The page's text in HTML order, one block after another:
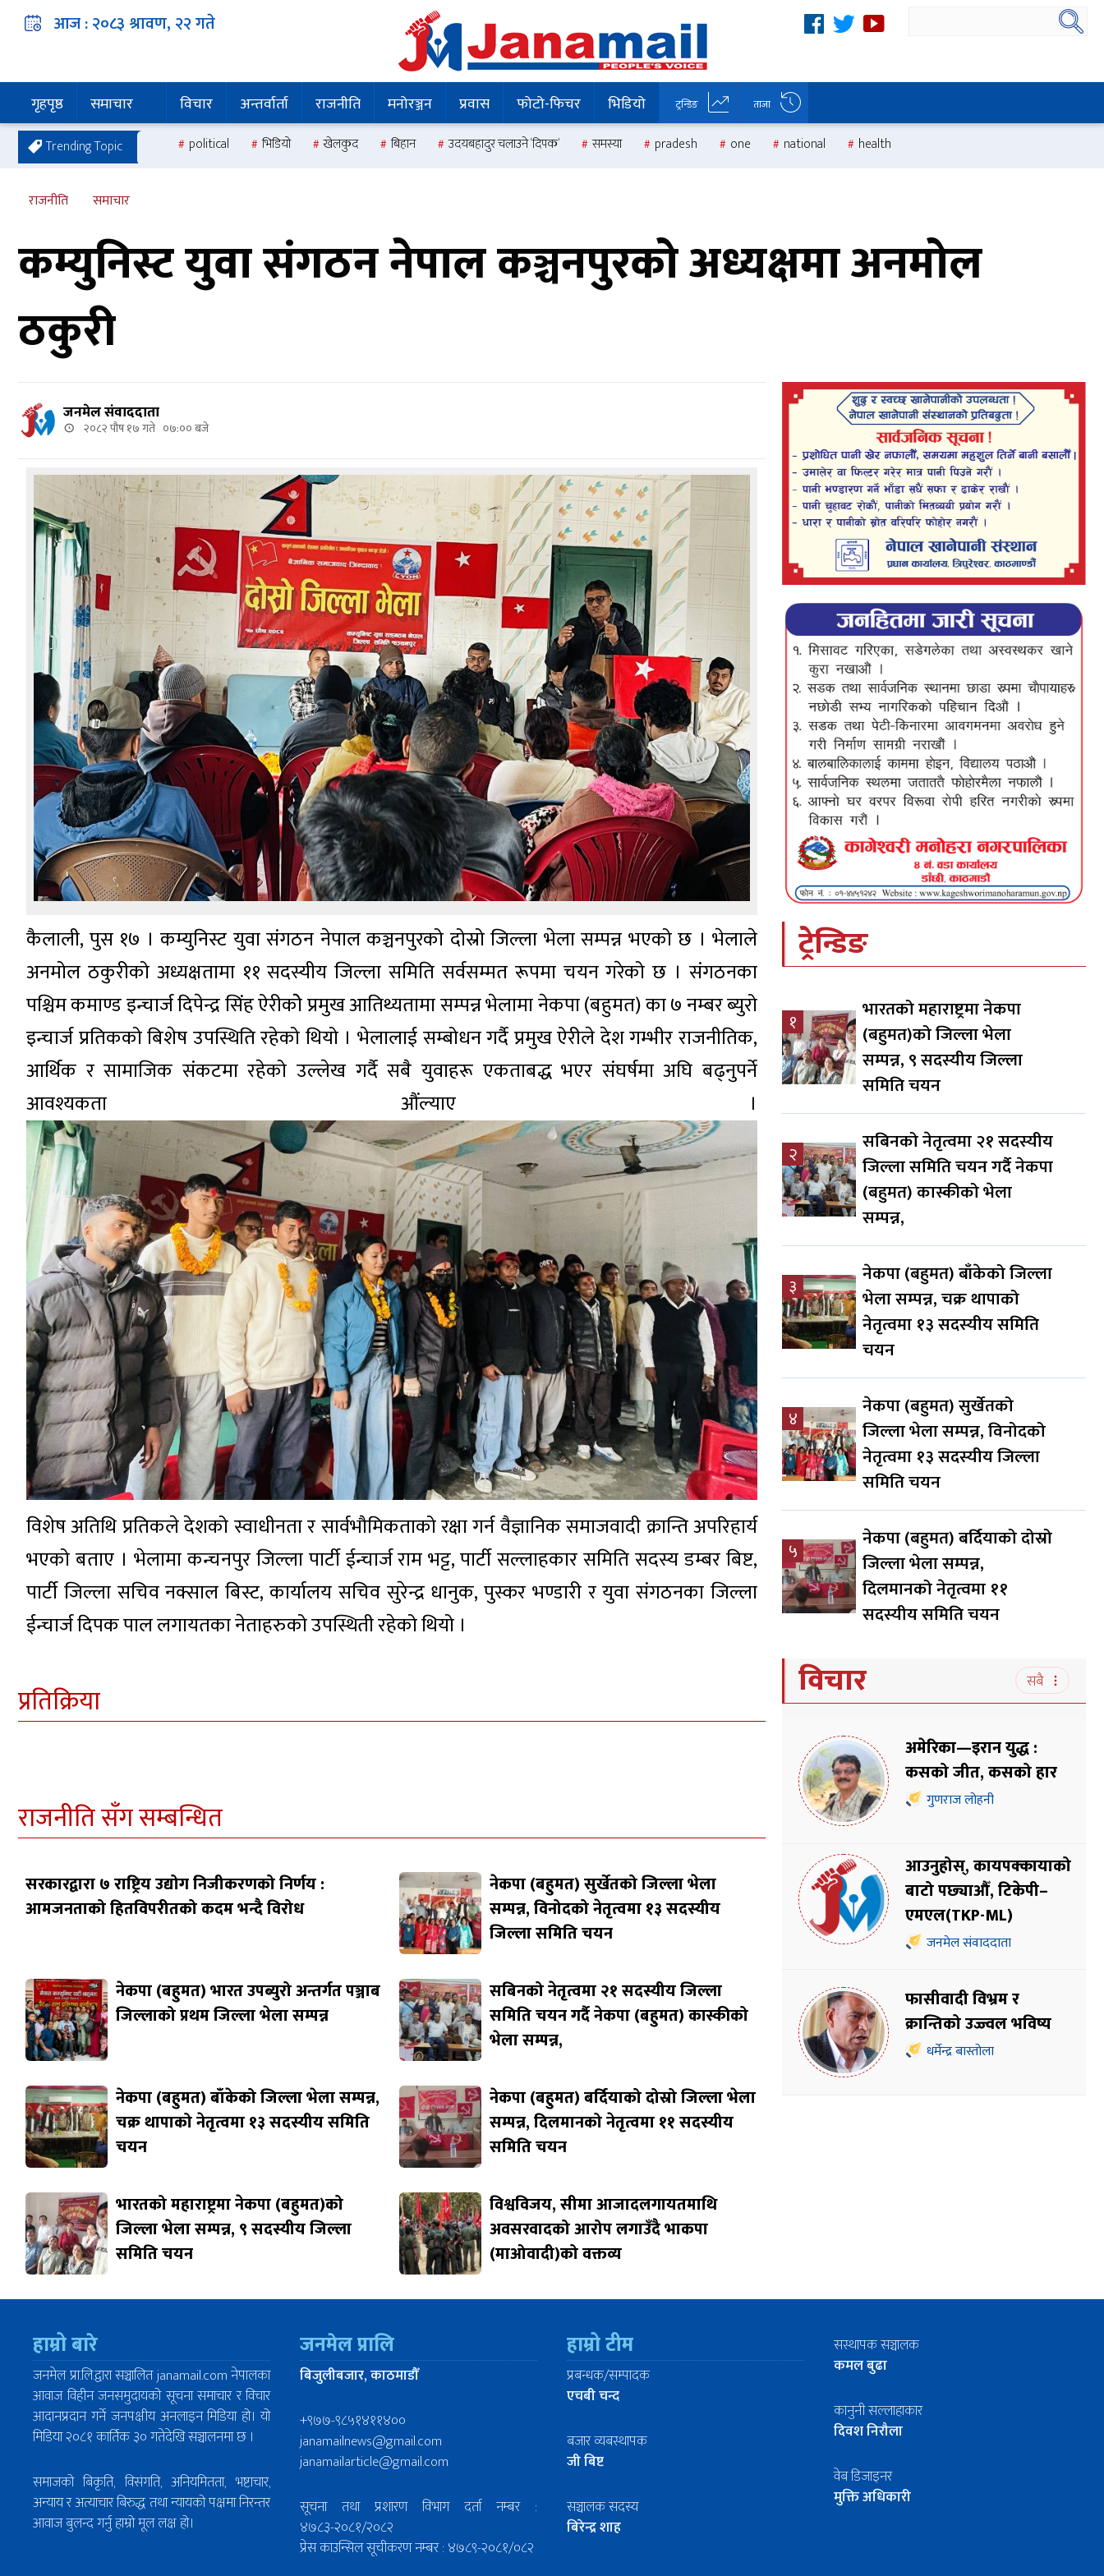
आज :२०८३ श्रावण, २२गते
गृहपृष्ठ समाचार विचार अन्तर्वार्ता राजनीति मनोरञ्जन प्रवास फोटो-फिचर भिडियो ट्रन्डिङ ताजा
Trending Topic political भिडियो खेलकुद बिहान उदयबहादुर चलाउने ‘दिपक’ समस्या pradesh one national health
राजनीति समाचार
कम्युनिस्ट युवा संगठन नेपाल कञ्चनपुरको अध्यक्षमा अनमोल
ठकुरी
जनमेल संवाददाता
२०८२ पौष १७ गते ०७:०० बजे
कैलाली, पुस १७ । कम्युनिस्ट युवा संगठन नेपाल कञ्चनपुरको दोस्रो जिल्ला भेला सम्पन्न भएको छ । भेलाले
अनमोल ठकुरीको अध्यक्षतामा ११ सदस्यीय जिल्ला समिति सर्वसम्मत रूपमा चयन गरेको छ । संगठनका
पश्चिम कमाण्ड इन्चार्ज दिपेन्द्र सिंह ऐरीकोे प्रमुख आतिथ्यतामा सम्पन्न भेलामा नेकपा (बहुमत) का ७ नम्बर ब्युरो
इन्चार्ज प्रतिकको बिशेष उपस्थिति रहेको थियो । भेलालाई सम्बोधन गर्दै प्रमुख ऐरीले देश गम्भीर राजनीतिक,
आर्थिक र सामाजिक संकटमा रहेको उल्लेख गर्दै सबै युवाहरू एकताबद्ध भएर संघर्षमा अघि बढ्नुपर्ने
आवश्यकता औंल्याए ।
विशेष अतिथि प्रतिकले देशको स्वाधीनता र सार्वभौमिकताको रक्षा गर्न वैज्ञानिक समाजवादी क्रान्ति अपरिहार्य
भएको बताए । भेलामा कन्चनपुर जिल्ला पार्टी ईन्चार्ज राम भट्ट, पार्टी सल्लाहकार समिति सदस्य डम्बर बिष्ट,
पार्टी जिल्ला सचिव नक्साल बिस्ट, कार्यालय सचिव सुरेन्द्र धानुक, पुस्कर भण्डारी र युवा संगठनका जिल्ला
ईन्चार्ज दिपक पाल लगायतका नेताहरुको उपस्थिती रहेको थियो ।
प्रतिक्रिया
राजनीति सँग सम्बन्धित
सरकारद्वारा ७ राष्ट्रिय उद्योग निजीकरणको निर्णय :
आमजनताको हितविपरीतको कदम भन्दै विरोध
नेकपा (बहुमत) सुर्खेतको जिल्ला भेला
सम्पन्न, विनोदको नेतृत्वमा १३ सदस्यीय
जिल्ला समिति चयन
नेकपा (बहुमत) भारत उपब्युरो अन्तर्गत पञ्जाब
जिल्लाको प्रथम जिल्ला भेला सम्पन्न
सबिनको नेतृत्वमा २१ सदस्यीय जिल्ला
समिति चयन गर्दै नेकपा (बहुमत) कास्कीको
भेला सम्पन्न,
नेकपा (बहुमत) बाँकेको जिल्ला भेला सम्पन्न,
चक्र थापाको नेतृत्वमा १३ सदस्यीय समिति
चयन
नेकपा (बहुमत) बर्दियाको दोस्रो जिल्ला भेला
सम्पन्न, दिलमानको नेतृत्वमा ११ सदस्यीय
समिति चयन
भारतको महाराष्ट्रमा नेकपा (बहुमत)को
जिल्ला भेला सम्पन्न, ९ सदस्यीय जिल्ला
समिति चयन
विश्वविजय, सीमा आजादलगायतमाथि
अवसरवादको आरोप लगाउँदै भाकपा
(माओवादी)को वक्तव्य
ट्रेन्डिङ
१
भारतको महाराष्ट्रमा नेकपा
(बहुमत)को जिल्ला भेला
सम्पन्न, ९ सदस्यीय जिल्ला
समिति चयन
२
सबिनको नेतृत्वमा २१ सदस्यीय
जिल्ला समिति चयन गर्दै नेकपा
(बहुमत) कास्कीको भेला
सम्पन्न,
३
नेकपा (बहुमत) बाँकेको जिल्ला
भेला सम्पन्न, चक्र थापाको
नेतृत्वमा १३ सदस्यीय समिति
चयन
४
नेकपा (बहुमत) सुर्खेतको
जिल्ला भेला सम्पन्न, विनोदको
नेतृत्वमा १३ सदस्यीय जिल्ला
समिति चयन
५
नेकपा (बहुमत) बर्दियाको दोस्रो
जिल्ला भेला सम्पन्न,
दिलमानको नेतृत्वमा ११
सदस्यीय समिति चयन
विचार सबै
अमेरिका—इरान युद्ध :
कसको जीत, कसको हार
गुणराज लोहनी
आउनुहोस्, कायपक्कायाको
बाटो पछ्याऔँ, टिकेपी–
एमएल(TKP-ML)
जनमेल संवाददाता
फासीवादी विभ्रम र
क्रान्तिको उज्ज्वल भविष्य
धर्मेन्द्र बास्तोला
हाम्रो बारे
जनमेल प्रा.लि.द्वारा सञ्चालित janamail.com नेपालका
आवाज विहीन जनसमुदायको सूचना समाचार र विचार
आदानप्रदान गर्ने जनपक्षीय अनलाइन मिडिया हो। यो
मिडिया २०८१ कार्तिक ३० गतेदेखि सञ्चालनमा छ ।
समाजको बिकृति, विसंगति, अनियमितता, भष्टाचार,
अन्याय र अत्याचार बिरुद्ध तथा न्यायको पक्षमा निरन्तर
आवाज बुलन्द गर्नु हाम्रो मूल लक्ष हो।
जनमेल प्रालि
बिजुलीबजार, काठमाडौँ
+९७७-९८५१४११४००
janamailnews@gmail.com
janamailarticle@gmail.com
सूचना तथा प्रशारण विभाग दर्ता नम्बर :
४७८३-२०८१/२०८२
प्रेस काउन्सिल सूचीकरण नम्बर : ४७८९-२०८१/०८२
हाम्रो टीम
प्रबन्धक/सम्पादक
एचबी चन्द
बजार व्यबस्थापक
जी बिष्ट
सञ्चालक सदस्य
बिरेन्द्र शाह
सस्थापक सञ्चालक
कमल बुढा
कानुनी सल्लाहाकार
दिवश निरौला
वेब डिजाइनर
मुक्ति अधिकारी